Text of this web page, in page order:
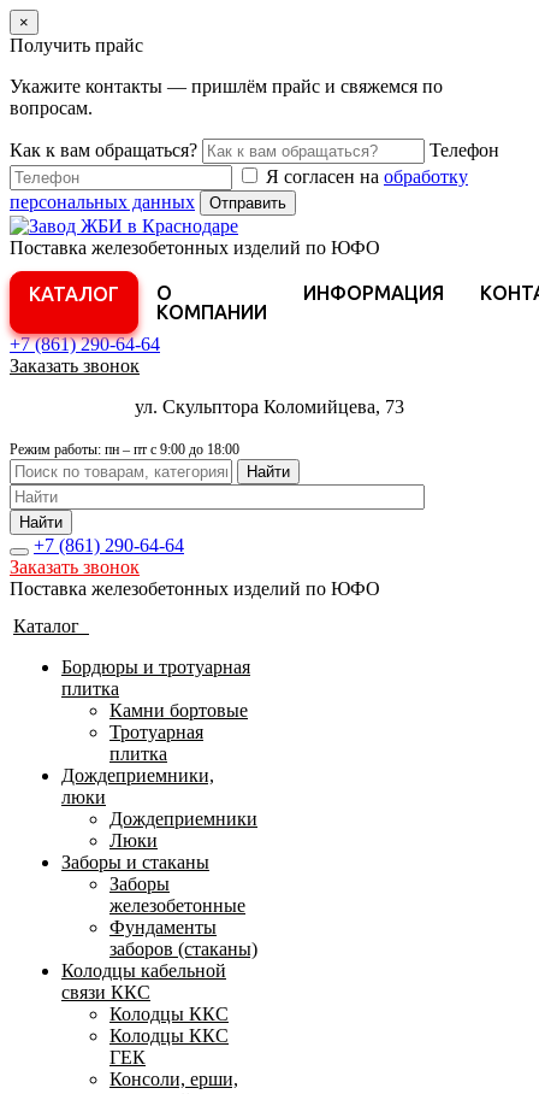
×
Получить прайс
Укажите контакты — пришлём прайс и свяжемся по
вопросам.
Как к вам обращаться?
Телефон
Я согласен на обработку
персональных данных
Отправить
Поставка железобетонных изделий по ЮФО
КАТАЛОГ
О
КОМПАНИИ
ИНФОРМАЦИЯ
+7 (861)290-64-64
Заказать звонок
ул. Скульптора Коломийцева, 73
Режим работы: пн – пт с 9:00 до 18:00
Найти
Найти
+7 (861) 290-64-64
Заказать звонок
Поставка железобетонных изделий по ЮФО
Каталог
Бордюры и тротуарная
плитка
Камни бортовые
Тротуарная
плитка
Дождеприемники,
люки
Дождеприемники
Люки
Заборы и стаканы
Заборы
железобетонные
Фундаменты
заборов (стаканы)
Колодцы кабельной
связи ККС
Колодцы ККС
Колодцы ККС
ГЕК
Консоли, ерши,